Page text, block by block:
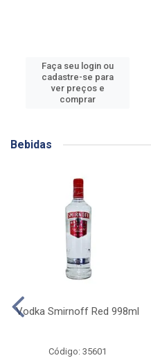
Faça seu login ou
cadastre-se para
ver preços e
comprar
Bebidas
Vodka Smirnoff Red 998ml
Código: 35601